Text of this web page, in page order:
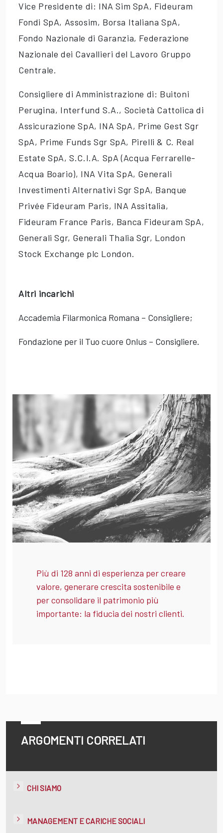
Vice Presidente di: INA Sim SpA, Fideuram
Fondi SpA, Assosim, Borsa Italiana SpA,
Fondo Nazionale di Garanzia, Federazione
Nazionale dei Cavallieri del Lavoro Gruppo
Centrale.
Consigliere di Amministrazione di: Buitoni
Perugina, Interfund S.A., Società Cattolica di
Assicurazione SpA, INA SpA, Prime Gest Sgr
SpA, Prime Funds Sgr SpA, Pirelli & C. Real
Estate SpA, S.C.I.A. SpA (Acqua Ferrarelle-
Acqua Boario), INA Vita SpA, Generali
Investimenti Alternativi Sgr SpA, Banque
Privée Fideuram Paris, INA Assitalia,
Fideuram France Paris, Banca Fideuram SpA,
Generali Sgr, Generali Thalia Sgr, London
Stock Exchange plc London.
Altri incarichi
Accademia Filarmonica Romana – Consigliere;
Fondazione per il Tuo cuore Onlus – Consigliere.
Più di 128 anni di esperienza per creare
valore, generare crescita sostenibile e
per consolidare il patrimonio più
importante: la fiducia dei nostri clienti.
ARGOMENTI CORRELATI
CHI SIAMO
MANAGEMENT E CARICHE SOCIALI